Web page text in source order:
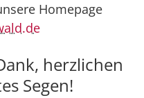
Homepage
herzlichen
Segen!